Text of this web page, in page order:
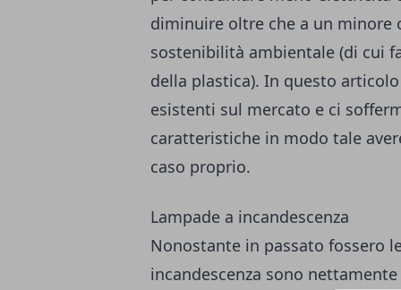
diminuire oltre che a un minore
sostenibilità ambientale (di cui
della plastica). In questo
esistenti sul mercato e ci
caratteristiche in modo tale
caso proprio.
Lampade a incandescenza
Nonostante in passato fossero
incandescenza sono